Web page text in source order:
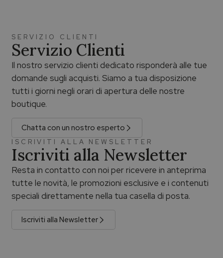
SERVIZIO CLIENTI
Servizio Clienti
Il nostro servizio clienti dedicato risponderà alle tue
domande sugli acquisti. Siamo a tua disposizione
tutti i giorni negli orari di apertura delle nostre
boutique.
Chatta con un nostro esperto
ISCRIVITI ALLA NEWSLETTER
Iscriviti alla Newsletter
Resta in contatto con noi per ricevere in anteprima
tutte le novità, le promozioni esclusive e i contenuti
speciali direttamente nella tua casella di posta.
Iscriviti alla Newsletter